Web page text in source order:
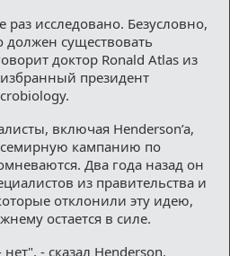
исследовано. Безусловно,
существовать
доктор Ronald Atlas из
президент
включая Henderson’a,
кампанию по
Два года назад он
из правительства и
отклонили эту идею,
остается в силе.
- сказал Henderson.